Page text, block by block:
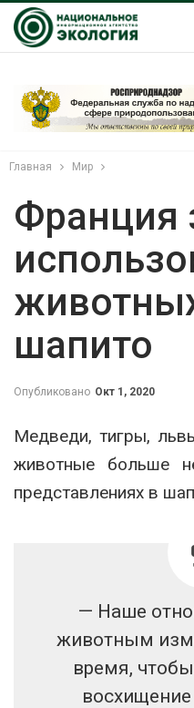
Главная Мир
Франция
шапито
Опубликовано Окт 1, 2020
Медведи, тигры,
животные больше
представлениях в
— Наше
животным
время,